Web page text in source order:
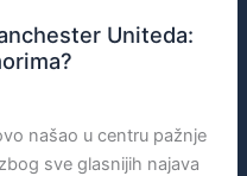
Uniteda:
našao u centru pažnje
sve glasnijih najava